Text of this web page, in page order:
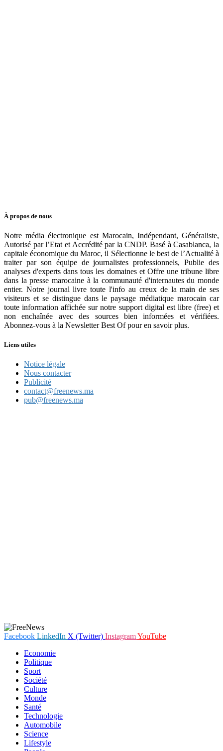
À propos de nous
Notre média électronique est Marocain, Indépendant, Généraliste,
Autorisé par l’Etat et Accrédité par la CNDP. Basé à Casablanca, la
capitale économique du Maroc, il Sélectionne le best de l’Actualité à
traiter par son équipe de journalistes professionnels, Publie des
analyses d'experts dans tous les domaines et Offre une tribune libre
dans la presse marocaine à la communauté d'internautes du monde
entier. Notre journal livre toute l'info au creux de la main de ses
visiteurs et se distingue dans le paysage médiatique marocain car
toute information affichée sur notre support digital est libre (free) et
non enchaînée avec des sources bien informées et vérifiées.
Abonnez-vous à la Newsletter Best Of pour en savoir plus.
Liens utiles
Notice légale
Nous contacter
Publicité
contact@freenews.ma
pub@freenews.ma
Facebook LinkedIn X (Twitter) InstagramYouTube
Economie
Politique
Sport
Société
Culture
Monde
Santé
Technologie
Automobile
Science
Lifestyle